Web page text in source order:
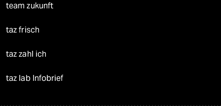
team zukunft
taz frisch
taz zahl ich
taz lab Infobrief